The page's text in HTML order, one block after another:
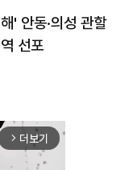
' 안동·의성 관할
선포
arrow_forward_ios 더보기